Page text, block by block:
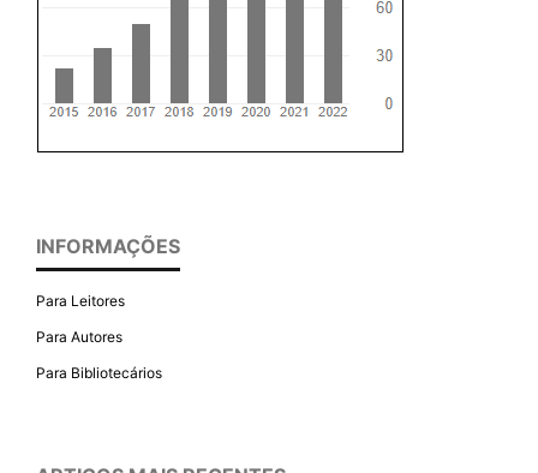
INFORMAÇÕES
Para Leitores
Para Autores
Para Bibliotecários